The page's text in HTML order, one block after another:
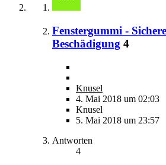
Fenstergummi -
Beschädigung 4
Knusel
4. Mai 2018 um 02:03
Knusel
5. Mai 2018 um 23:57
Antworten
4